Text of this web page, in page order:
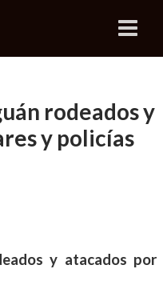
rodeados y
y policías
y atacados por